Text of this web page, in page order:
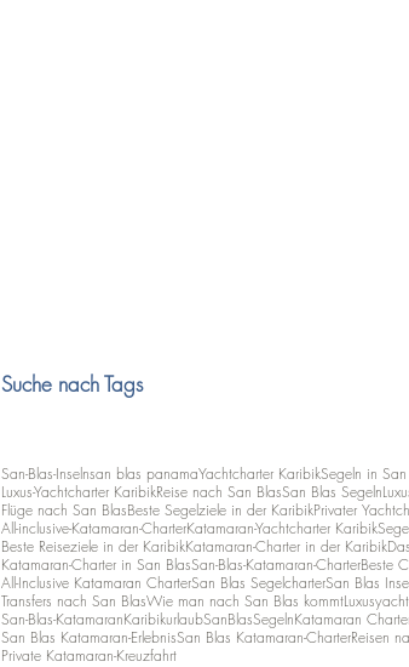
Suche nach Tags
San-Blas-Inselnsan blas panamaYachtcharter KaribikSegeln in
Luxus-Yachtcharter KaribikReise nach San BlasSan Blas Segeln
Flüge nach San BlasBeste Segelziele in der KaribikPrivater
All-inclusive-Katamaran-CharterKatamaran-Yachtcharter Karibik
Beste Reiseziele in der KaribikKatamaran-Charter in der Karibik
Katamaran-Charter in San BlasSan-Blas-Katamaran-CharterBeste
All-Inclusive Katamaran CharterSan Blas SegelcharterSan Blas
Transfers nach San BlasWie man nach San Blas kommt
San-Blas-KatamaranKaribikurlaubSanBlasSegelnKatamaran
San Blas Katamaran-ErlebnisSan Blas Katamaran-CharterReisen
Private Katamaran-Kreuzfahrt